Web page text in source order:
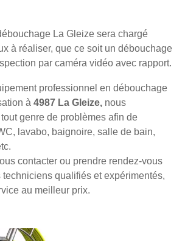
La Gleize sera chargé
à réaliser, que ce soit un débouchage
par caméra vidéo avec rapport.
professionnel en débouchage
à 4987 La Gleize, nous
genre de problèmes afin de
lavabo, baignoire, salle de bain,
contacter ou prendre rendez-vous
qualifiés et expérimentés,
au meilleur prix.